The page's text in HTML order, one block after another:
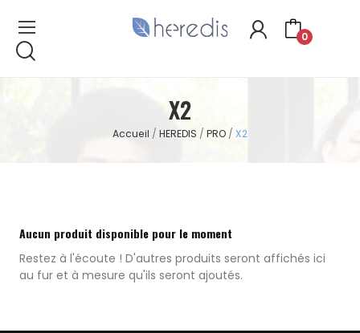
0
X2
Accueil HEREDIS PRO X2
Aucun produit disponible pour le moment
Restez à l'écoute ! D'autres produits seront affichés ici
au fur et à mesure qu'ils seront ajoutés.